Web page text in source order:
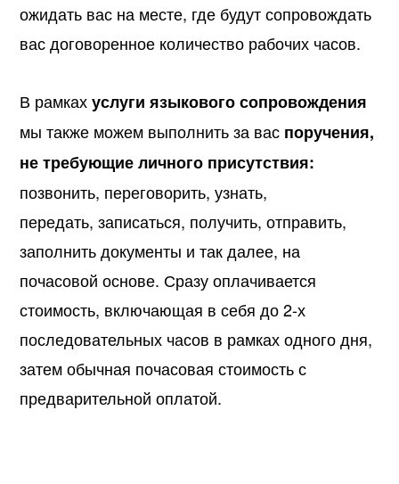
ожидать вас на месте, где будут сопровождать
вас договоренное количество рабочих часов.
В рамкахуслуги языкового сопровождения
мы также можем выполнить за вас поручения,
не требующие личного присутствия:
позвонить, переговорить, узнать,
передать, записаться, получить, отправить,
заполнить документы и так далее, на
почасовой основе. Сразу оплачивается
стоимость, включающая в себя до 2-х
последовательных часов в рамках одного дня,
затем обычная почасовая стоимость с
предварительной оплатой.